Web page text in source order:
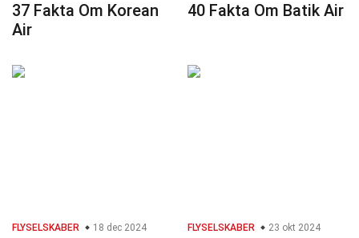
37 Fakta Om Korean
Air
40 Fakta Om Batik Air
FLYSELSKABER 18 dec 2024 FLYSELSKABER 23 okt 2024